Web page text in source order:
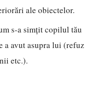
ale obiectelor.
s-a simțit copilul tău
a avut asupra lui (refuz
etc.).